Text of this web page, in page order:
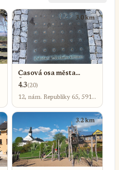
3.0 km
Časová osa města
Žďáru nad Sázavou
4.3(20)
12, nám. Republiky 65, 591
nad Sázavou 5
3.2 km